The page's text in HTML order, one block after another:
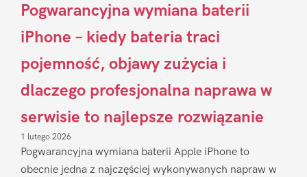
Pogwarancyjna wymiana baterii
iPhone – kiedy bateria traci
pojemność, objawy zużycia i
dlaczego profesjonalna naprawa w
serwisie to najlepsze rozwiązanie
1 lutego 2026
Pogwarancyjna wymiana baterii Apple iPhone to
obecnie jedna z najczęściej wykonywanych napraw w